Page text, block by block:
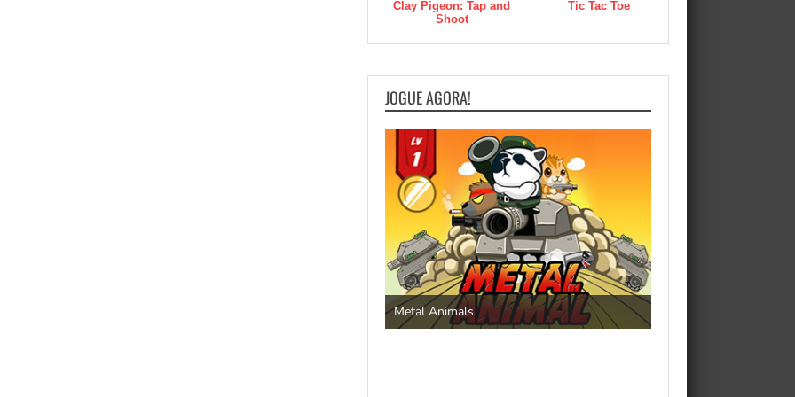
Clay Pigeon: Tap and
Shoot
Tic Tac Toe
JOGUE AGORA!
Metal Animals